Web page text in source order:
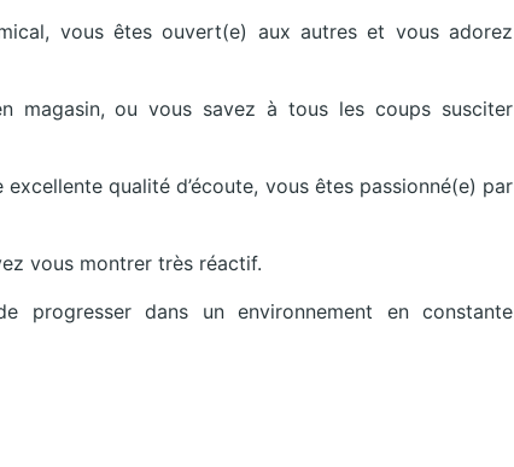
vous êtes ouvert(e) aux autres et vous adorez
magasin, ou vous savez à tous les coups susciter
qualité d’écoute, vous êtes passionné(e) par
vous montrer très réactif.
progresser dans un environnement en constante